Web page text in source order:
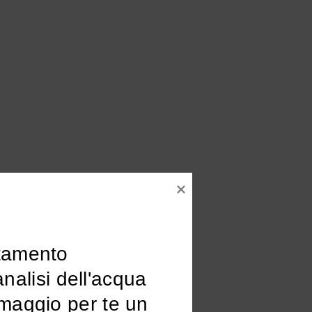
per te un